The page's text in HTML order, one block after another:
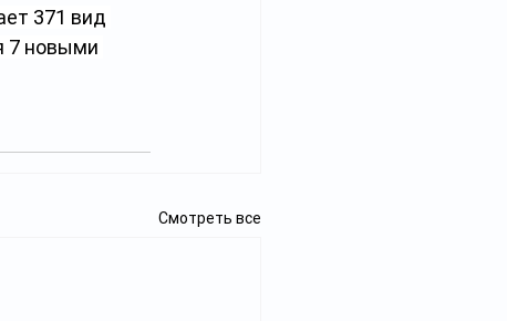
371 вид
7 новыми
Смотреть все